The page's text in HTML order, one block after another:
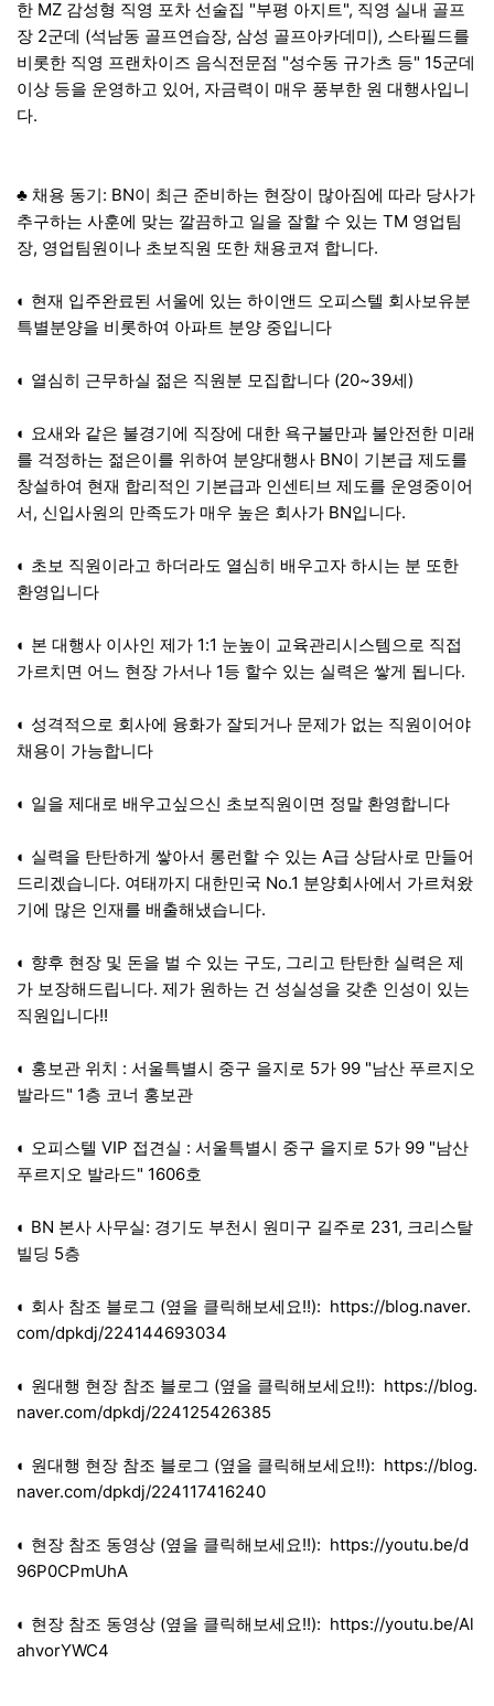
한 MZ 감성형 직영 포차 선술집 "부평 아지트", 직영 실내 골프
장 2군데 (석남동 골프연습장, 삼성 골프아카데미), 스타필드를
비롯한 직영 프랜차이즈 음식전문점 "성수동 규가츠 등" 15군데
이상 등을 운영하고 있어, 자금력이 매우 풍부한 원 대행사입니
다.
♣ 채용 동기: BN이 최근 준비하는 현장이 많아짐에 따라 당사가
추구하는 사훈에 맞는 깔끔하고 일을 잘할 수 있는 TM 영업팀
장, 영업팀원이나 초보직원 또한 채용코져 합니다.
◐ 현재 입주완료된 서울에 있는 하이앤드 오피스텔 회사보유분
특별분양을 비롯하여 아파트 분양 중입니다
◐ 열심히 근무하실 젊은 직원분 모집합니다 (20~39세)
◐ 요새와 같은 불경기에 직장에 대한 욕구불만과 불안전한 미래
를 걱정하는 젊은이를 위하여 분양대행사 BN이 기본급 제도를
창설하여 현재 합리적인 기본급과 인센티브 제도를 운영중이어
서, 신입사원의 만족도가 매우 높은 회사가 BN입니다.
◐ 초보 직원이라고 하더라도 열심히 배우고자 하시는 분 또한
환영입니다
◐ 본 대행사 이사인 제가 1:1 눈높이 교육관리시스템으로 직접
가르치면 어느 현장 가서나 1등 할수 있는 실력은 쌓게 됩니다.
◐ 성격적으로 회사에 융화가 잘되거나 문제가 없는 직원이어야
채용이 가능합니다
◐ 일을 제대로 배우고싶으신 초보직원이면 정말 환영합니다
◐ 실력을 탄탄하게 쌓아서 롱런할 수 있는 A급 상담사로 만들어
드리겠습니다. 여태까지 대한민국 No.1 분양회사에서 가르쳐왔
기에 많은 인재를 배출해냈습니다.
◐ 향후 현장 및 돈을 벌 수 있는 구도, 그리고 탄탄한 실력은 제
가 보장해드립니다. 제가 원하는 건 성실성을 갖춘 인성이 있는
직원입니다!!
◐ 홍보관 위치 : 서울특별시 중구 을지로 5가 99 "남산 푸르지오
발라드" 1층 코너 홍보관
◐ 오피스텔 VIP 접견실 : 서울특별시 중구 을지로 5가 99 "남산
푸르지오 발라드" 1606호
◐ BN 본사 사무실: 경기도 부천시 원미구 길주로 231, 크리스탈
빌딩 5층
◐ 회사 참조 블로그 (옆을 클릭해보세요!!): https://blog.naver.
com/dpkdj/224144693034
◐ 원대행 현장 참조 블로그 (옆을 클릭해보세요!!): https://blog.
naver.com/dpkdj/224125426385
◐ 원대행 현장 참조 블로그 (옆을 클릭해보세요!!): https://blog.
naver.com/dpkdj/224117416240
◐ 현장 참조 동영상 (옆을 클릭해보세요!!): https://youtu.be/d
96P0CPmUhA
◐ 현장 참조 동영상 (옆을 클릭해보세요!!): https://youtu.be/Al
ahvorYWC4